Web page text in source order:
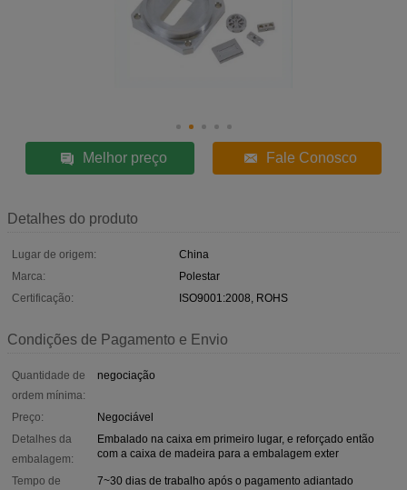
Melhor preço Fale Conosco
Detalhes do produto
Lugar de origem:
China
Marca:
Polestar
Certificação:
ISO9001:2008, ROHS
Condições de Pagamento e Envio
Quantidade de
ordem mínima:
negociação
Preço:
Negociável
Detalhes da
embalagem:
Embalado na caixa em primeiro lugar, e reforçado então
com a caixa de madeira para a embalagem exter
Tempo de
7~30 dias de trabalho após o pagamento adiantado